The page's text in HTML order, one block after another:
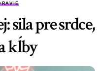
sila pre srdce,
kĺby